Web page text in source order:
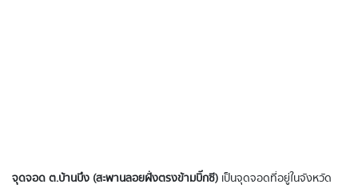
จุดจอด ต.บ้านบึง (สะพานลอยฝั่งตรงข้ามบิ๊กซี) เป็นจุดจอดที่อยู่ในจังหวัด